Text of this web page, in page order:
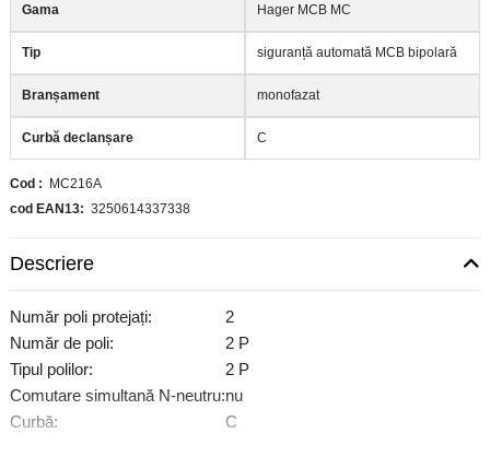
Gama Hager MCB MC
Tip siguranță automată MCB bipolară
Branșament monofazat
Curbă declanșare C
Cod
MC216A
cod EAN13
3250614337338
Descriere
Număr poli protejați:
2
Număr de poli:
2 P
Tipul polilor:
2 P
Comutare simultană N-neutru:nu
Curbă:
C